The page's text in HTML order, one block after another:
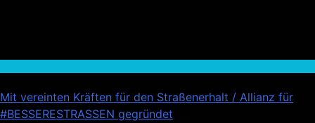
Mit vereinten Kräften für den Straßenerhalt / Allianz für
#BESSERESTRASSEN gegründet